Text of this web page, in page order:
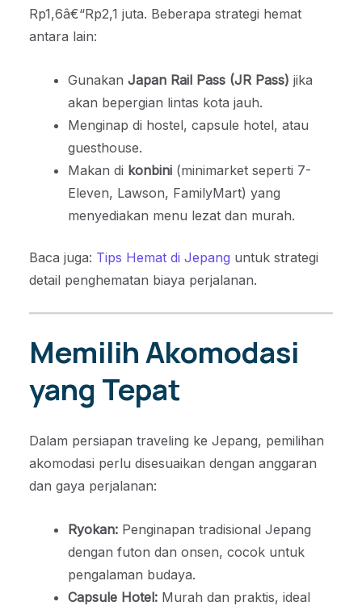
Rp1,6â€“Rp2,1 juta. Beberapa strategi hemat
antara lain:
Gunakan Japan Rail Pass (JR Pass) jika
akan bepergian lintas kota jauh.
Menginap di hostel, capsule hotel, atau
guesthouse.
Makan di konbini (minimarket seperti 7-
Eleven, Lawson, FamilyMart) yang
menyediakan menu lezat dan murah.
Baca juga: Tips Hemat di Jepang untuk strategi
detail penghematan biaya perjalanan.
Memilih Akomodasi
yang Tepat
Dalam persiapan traveling ke Jepang, pemilihan
akomodasi perlu disesuaikan dengan anggaran
dan gaya perjalanan:
Ryokan: Penginapan tradisional Jepang
dengan futon dan onsen, cocok untuk
pengalaman budaya.
Capsule Hotel: Murah dan praktis, ideal